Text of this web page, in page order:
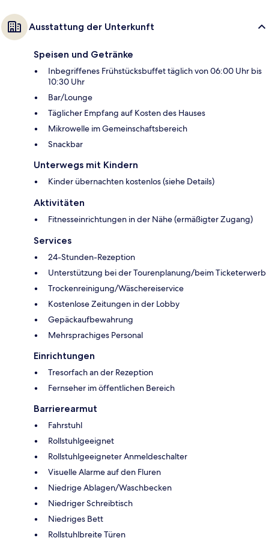
Ausstattung der Unterkunft
Speisen und Getränke
Inbegriffenes Frühstücksbuffet täglich von 06:00 Uhr bis
10:30 Uhr
Bar/Lounge
Täglicher Empfang auf Kosten des Hauses
Mikrowelle im Gemeinschaftsbereich
Snackbar
Unterwegs mit Kindern
Kinder übernachten kostenlos (siehe Details)
Aktivitäten
Fitnesseinrichtungen in der Nähe (ermäßigter Zugang)
Services
24-Stunden-Rezeption
Unterstützung bei der Tourenplanung/beim Ticketerwerb
Trockenreinigung/Wäschereiservice
Kostenlose Zeitungen in der Lobby
Gepäckaufbewahrung
Mehrsprachiges Personal
Einrichtungen
Tresorfach an der Rezeption
Fernseher im öffentlichen Bereich
Barrierearmut
Fahrstuhl
Rollstuhlgeeignet
Rollstuhlgeeigneter Anmeldeschalter
Visuelle Alarme auf den Fluren
Niedrige Ablagen/Waschbecken
Niedriger Schreibtisch
Niedriges Bett
Rollstuhlbreite Türen